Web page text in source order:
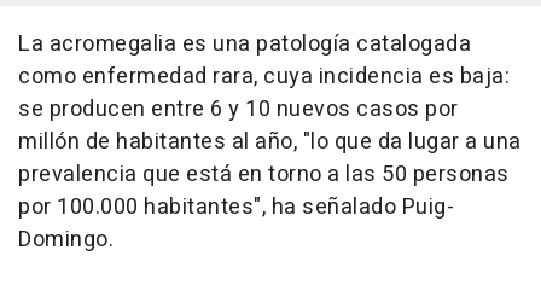
La acromegalia es una patología catalogada
como enfermedad rara, cuya incidencia es baja:
se producen entre 6 y 10 nuevos casos por
millón de habitantes al año, "lo que da lugar a una
prevalencia que está en torno a las 50 personas
por 100.000 habitantes", ha señalado Puig-
Domingo.